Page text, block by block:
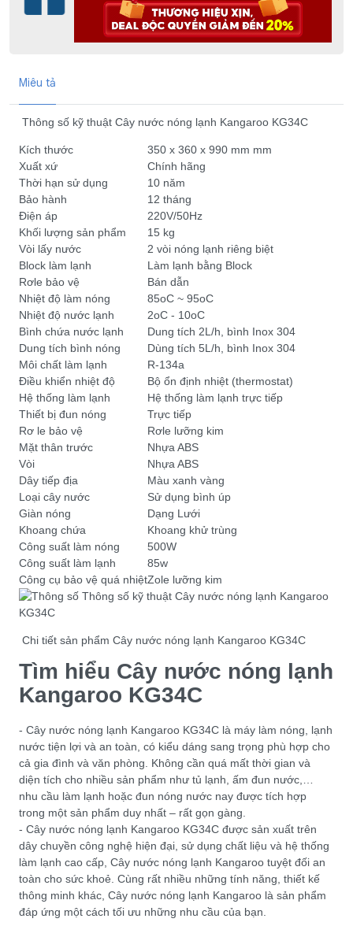
Miêu tả
Thông số kỹ thuật Cây nước nóng lạnh Kangaroo KG34C
Kích thước
350 x 360 x 990 mm mm
Xuất xứ
Chính hãng
Thời hạn sử dụng
10 năm
Bảo hành
12 tháng
Điện áp
220V/50Hz
Khối lượng sản phẩm
15 kg
Vòi lấy nước
2 vòi nóng lạnh riêng biệt
Block làm lạnh
Làm lạnh bằng Block
Rơle bảo vệ
Bán dẫn
Nhiệt độ làm nóng
85oC ~ 95oC
Nhiệt độ nước lạnh
2oC - 10oC
Bình chứa nước lạnh
Dung tích 2L/h, bình Inox 304
Dung tích bình nóng
Dùng tích 5L/h, bình Inox 304
Môi chất làm lạnh
R-134a
Điều khiển nhiệt độ
Bộ ổn định nhiệt (thermostat)
Hệ thống làm lạnh
Hệ thống làm lạnh trực tiếp
Thiết bị đun nóng
Trực tiếp
Rơ le bảo vệ
Rơle lưỡng kim
Mặt thân trước
Nhựa ABS
Vòi
Nhựa ABS
Dây tiếp địa
Màu xanh vàng
Loại cây nước
Sử dụng bình úp
Giàn nóng
Dạng Lưới
Khoang chứa
Khoang khử trùng
Công suất làm nóng
500W
Công suất làm lạnh
85w
Công cụ bảo vệ quá nhiệtZole lưỡng kim
Chi tiết sản phẩm Cây nước nóng lạnh Kangaroo KG34C
Tìm hiểu Cây nước nóng lạnh
Kangaroo KG34C
- Cây nước nóng lạnh Kangaroo KG34C là máy làm nóng, lạnh
nước tiện lợi và an toàn, có kiểu dáng sang trọng phù hợp cho
cả gia đình và văn phòng. Không cần quá mất thời gian và
diện tích cho nhiều sản phẩm như tủ lạnh, ấm đun nước,…
nhu cầu làm lạnh hoặc đun nóng nước nay được tích hợp
trong một sản phẩm duy nhất – rất gọn gàng.
- Cây nước nóng lạnh Kangaroo KG34C được sản xuất trên
dây chuyền công nghệ hiện đại, sử dụng chất liệu và hệ thống
làm lạnh cao cấp, Cây nước nóng lạnh Kangaroo tuyệt đối an
toàn cho sức khoẻ. Cùng rất nhiều những tính năng, thiết kế
thông minh khác, Cây nước nóng lạnh Kangaroo là sản phẩm
đáp ứng một cách tối ưu những nhu cầu của bạn.